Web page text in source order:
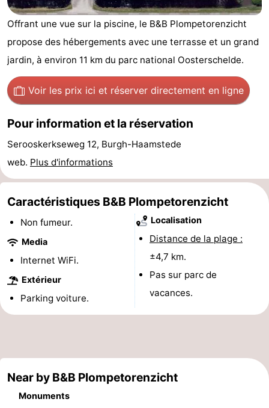
-
Buitenheem
-
Duinoord
-
Ginsterveld
-
Julianahoeve
-
Livingstone
-
Resort
Haamstede
-
Résidence
Hof
van
Haamstede
-
Schouwse
Valleien
-
Wijde
Blick
-
Zeeuwse
-
van
minutes
Plages
Offrant une vue sur la piscine, le B&B Plompetorenzicht
propose des hébergements avec une terrasse et un grand
jardin, à environ 11 km du parc national Oosterschelde.
Voir les prix ici et réserver directement en ligne
Pour information et la réservation
Serooskerkseweg 12, Burgh-Haamstede
web. Plus d'informations
Caractéristiques B&B Plompetorenzicht
Non fumeur.
Media
Internet WiFi.
Extérieur
Parking voiture.
Localisation
Distance de la plage :
±4,7 km.
Pas sur parc de
vacances.
Near by B&B Plompetorenzicht
Monuments